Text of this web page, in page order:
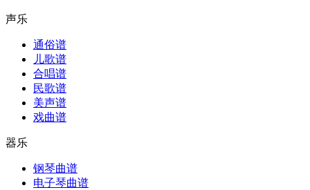
声乐
通俗谱
儿歌谱
合唱谱
民歌谱
美声谱
戏曲谱
器乐
钢琴曲谱
电子琴曲谱